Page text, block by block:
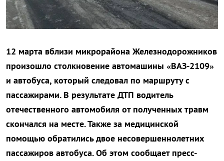
12 марта вблизи микрорайона Железнодорожников
произошло столкновение автомашины «ВАЗ-2109»
и автобуса, который следовал по маршруту с
пассажирами. В результате ДТП водитель
отечественного автомобиля от полученных травм
скончался на месте. Также за медицинской
помощью обратились двое несовершеннолетних
пассажиров автобуса. Об этом сообщает пресс-